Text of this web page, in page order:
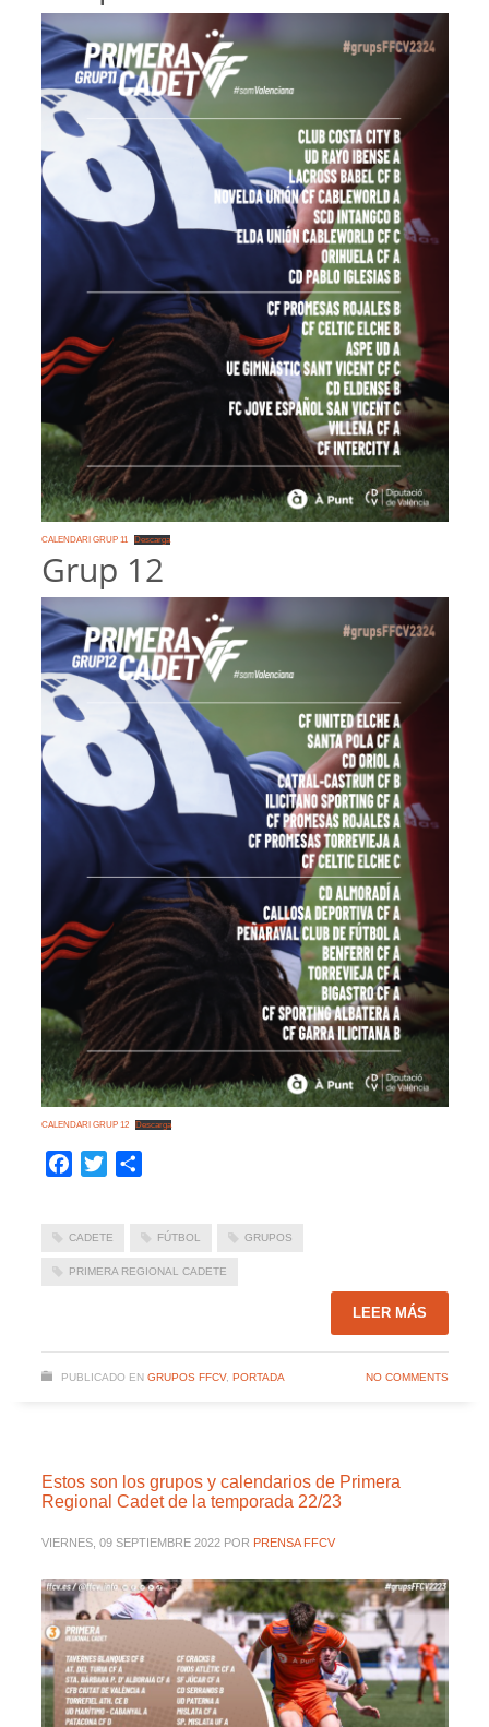
CALENDARI GRUP 11 Descarga
Grup 12
CALENDARI GRUP 12 Descarga
Facebook
Twitter
CADETE FÚTBOL GRUPOS
PRIMERA REGIONAL CADETE
LEER MÁS
PUBLICADO EN GRUPOS FFCV, PORTADA NO COMMENTS
Estos son los grupos y calendarios de Primera
Regional Cadet de la temporada 22/23
VIERNES, 09 SEPTIEMBRE 2022 POR PRENSA FFCV